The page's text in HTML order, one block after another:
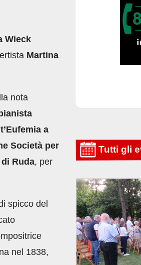
Wieck
Martina
nota
a
Società per
Ruda, per
spicco del
nel 1838,